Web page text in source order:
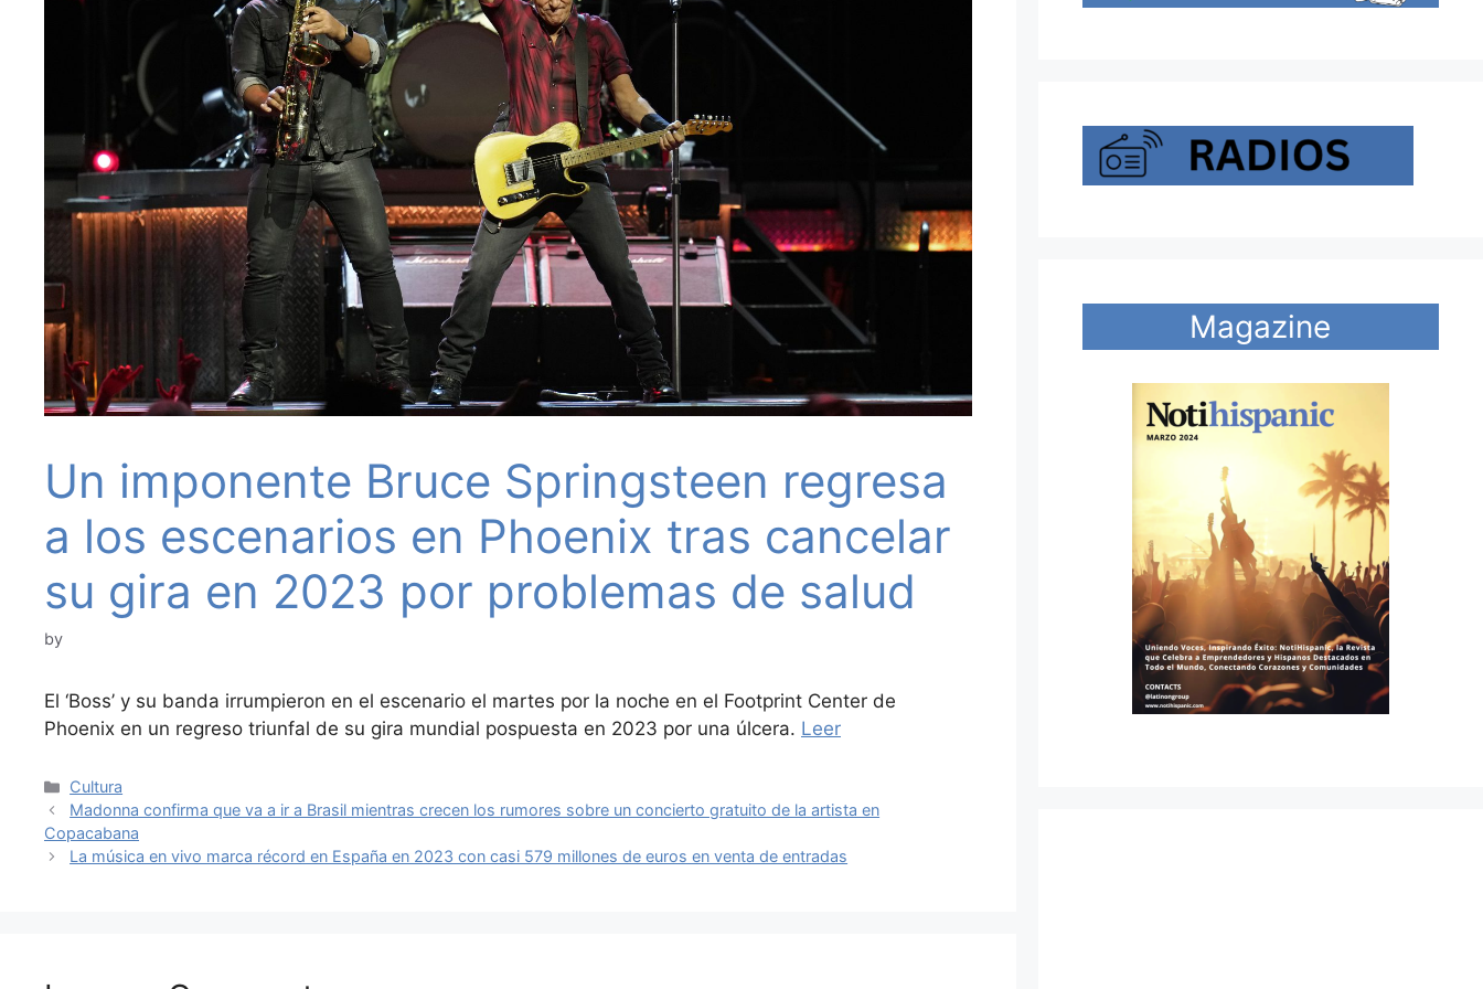
Un imponente Bruce Springsteen regresa
a los escenarios en Phoenix tras cancelar
su gira en 2023 por problemas de salud
by
El ‘Boss’ y su banda irrumpieron en el escenario el martes por la noche en el Footprint Center de
Phoenix en un regreso triunfal de su gira mundial pospuesta en 2023 por una úlcera. Leer
Categories
Cultura
Madonna confirma que va a ir a Brasil mientras crecen los rumores sobre un concierto gratuito de la artista en
Copacabana
La música en vivo marca récord en España en 2023 con casi 579 millones de euros en venta de entradas
Magazine